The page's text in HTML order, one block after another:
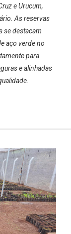
e Urucum,
As reservas
se destacam
aço verde no
para
e alinhadas